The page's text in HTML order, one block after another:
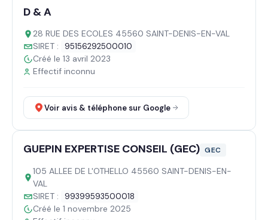
D & A
28 RUE DES ECOLES 45560 SAINT-DENIS-EN-VAL
SIRET :
95156292500010
Créé le 13 avril 2023
Effectif inconnu
Voir avis & téléphone sur Google
GUEPIN EXPERTISE CONSEIL (GEC) GEC
105 ALLEE DE L'OTHELLO 45560 SAINT-DENIS-EN-
VAL
SIRET :
99399593500018
Créé le 1 novembre 2025